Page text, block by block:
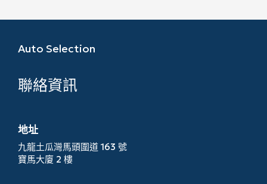
Auto Selection
聯絡資訊
地址
九龍土瓜灣馬頭圍道 163 號
寶馬大廈 2 樓